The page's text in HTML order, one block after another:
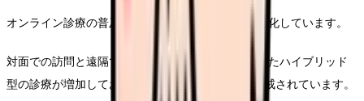
オンライン診療の普及により、訪問診療の形態も変化しています。
対面での訪問と遠隔でのモニタリングを組み合わせたハイブリッド
型の診療が増加しており、ICTスキルの重要性が警戒されています。